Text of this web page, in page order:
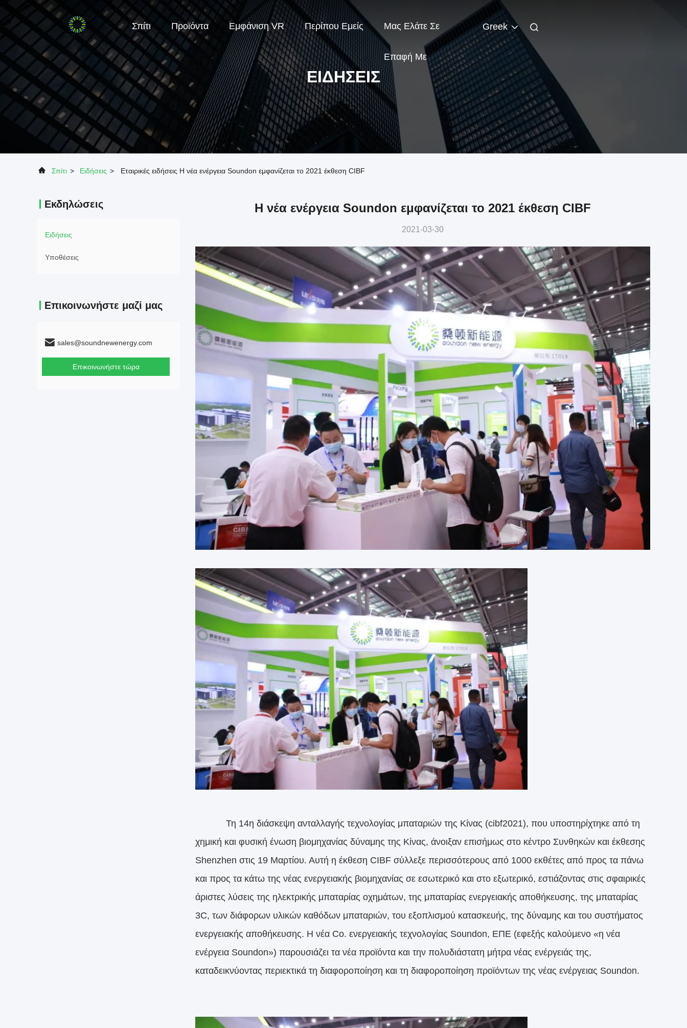
Σπίτι Προϊόντα Εμφάνιση VR Περίπου Εμείς Μας Ελάτε Σε
Επαφή Με
Greek
ΕΙΔΉΣΕΙΣ
Σπίτι > Ειδήσεις > Εταιρικές ειδήσεις Η νέα ενέργεια Soundon εμφανίζεται το 2021 έκθεση CIBF
Εκδηλώσεις
Ειδήσεις
Υποθέσεις
Επικοινωνήστε μαζί μας
sales@soundnewenergy.com
Επικοινωνήστε τώρα
Η νέα ενέργεια Soundon εμφανίζεται το 2021 έκθεση CIBF
2021-03-30
Τη 14η διάσκεψη ανταλλαγής τεχνολογίας μπαταριών της Κίνας (cibf2021), που υποστηρίχτηκε από τη
χημική και φυσική ένωση βιομηχανίας δύναμης της Κίνας, άνοιξαν επισήμως στο κέντρο Συνθηκών και έκθεσης
Shenzhen στις 19 Μαρτίου. Αυτή η έκθεση CIBF σύλλεξε περισσότερους από 1000 εκθέτες από προς τα πάνω
και προς τα κάτω της νέας ενεργειακής βιομηχανίας σε εσωτερικό και στο εξωτερικό, εστιάζοντας στις σφαιρικές
άριστες λύσεις της ηλεκτρικής μπαταρίας οχημάτων, της μπαταρίας ενεργειακής αποθήκευσης, της μπαταρίας
3C, των διάφορων υλικών καθόδων μπαταριών, του εξοπλισμού κατασκευής, της δύναμης και του συστήματος
ενεργειακής αποθήκευσης. Η νέα Co. ενεργειακής τεχνολογίας Soundon, ΕΠΕ (εφεξής καλούμενο «η νέα
ενέργεια Soundon») παρουσιάζει τα νέα προϊόντα και την πολυδιάστατη μήτρα νέας ενέργειάς της,
καταδεικνύοντας περιεκτικά τη διαφοροποίηση και τη διαφοροποίηση προϊόντων της νέας ενέργειας Soundon.